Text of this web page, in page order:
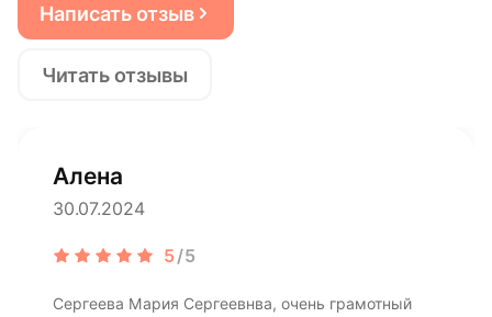
Написать отзыв
Читать отзывы
Алена
30.07.2024
5/5
Сергеева Мария Сергеевнва, очень грамотный